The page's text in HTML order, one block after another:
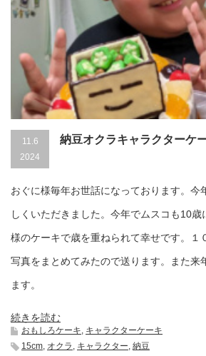
11.6
2024
納豆オクラキャラクターケ
おぐに様毎年お世話になっております。今
しくいただきました。今年でムスコも10歳
様のケーキで歳を重ねられて幸せです。１
写真をまとめてみたので送ります。また来
ます。
続きを読む
おもしろケーキ キャラクターケーキ
15cm オクラ キャラクター 納豆